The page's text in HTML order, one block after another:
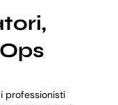
professionisti